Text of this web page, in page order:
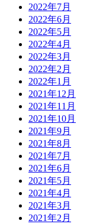
2022年7月
2022年6月
2022年5月
2022年4月
2022年3月
2022年2月
2022年1月
2021年12月
2021年11月
2021年10月
2021年9月
2021年8月
2021年7月
2021年6月
2021年5月
2021年4月
2021年3月
2021年2月